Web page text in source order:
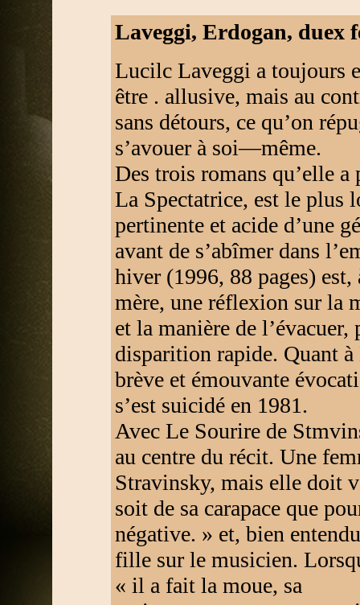
Laveggi, Erdogan, duex
Lucilc Laveggi a toujours
être . allusive, mais au
sans détours, ce qu’on
s’avouer à soi—même.
Des trois romans qu’elle
La Spectatrice, est le plus
pertinente et acide d’une
avant de s’abîmer dans
hiver (1996, 88 pages) est,
mère, une réflexion sur la
et la manière de
disparition rapide. Quant à
brève et émouvante
s’est suicidé en 1981.
Avec Le Sourire de
au centre du récit. Une
Stravinsky, mais elle doit
soit de sa carapace que
négative. » et, bien
fille sur le musicien.
« il a fait la moue, sa